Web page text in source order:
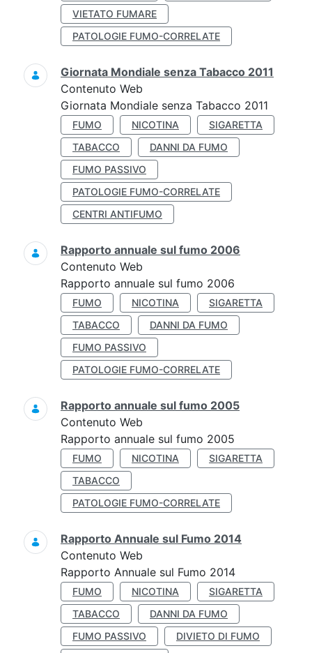
VIETATO FUMARE
PATOLOGIE FUMO-CORRELATE
Giornata Mondiale senza Tabacco 2011
Contenuto Web
Giornata Mondiale senza Tabacco 2011
FUMO NICOTINA
SIGARETTA
TABACCO
DANNI DA FUMO
FUMO PASSIVO
PATOLOGIE FUMO-CORRELATE
CENTRI ANTIFUMO
Rapporto annuale sul fumo 2006
Contenuto Web
Rapporto annuale sul fumo 2006
FUMO NICOTINA
SIGARETTA
TABACCO
DANNI DA FUMO
FUMO PASSIVO
PATOLOGIE FUMO-CORRELATE
Rapporto annuale sul fumo 2005
Contenuto Web
Rapporto annuale sul fumo 2005
FUMO NICOTINA
SIGARETTA
TABACCO
PATOLOGIE FUMO-CORRELATE
Rapporto Annuale sul Fumo 2014
Contenuto Web
Rapporto Annuale sul Fumo 2014
FUMO NICOTINA
SIGARETTA
TABACCO
DANNI DA FUMO
FUMO PASSIVO
DIVIETO DI FUMO